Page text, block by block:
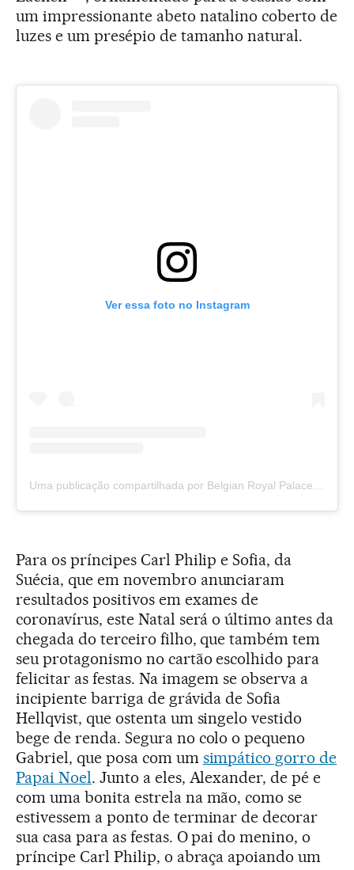
um impressionante abeto natalino coberto de
luzes e um presépio de tamanho natural.
Ver essa foto no Instagram
Para os príncipes Carl Philip e Sofia, da
Suécia, que em novembro anunciaram
resultados positivos em exames de
coronavírus, este Natal será o último antes da
chegada do terceiro filho, que também tem
seu protagonismo no cartão escolhido para
felicitar as festas. Na imagem se observa a
incipiente barriga de grávida de Sofia
Hellqvist, que ostenta um singelo vestido
bege de renda. Segura no colo o pequeno
Gabriel, que posa com um simpático gorro de
Papai Noel. Junto a eles, Alexander, de pé e
com uma bonita estrela na mão, como se
estivessem a ponto de terminar de decorar
sua casa para as festas. O pai do menino, o
príncipe Carl Philip, o abraça apoiando um